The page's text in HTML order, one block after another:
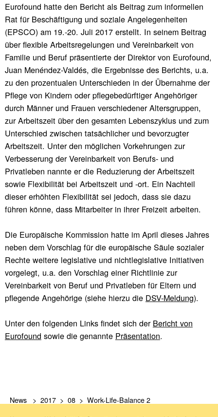
Eurofound hatte den Bericht als Beitrag zum informellen
Rat für Beschäftigung und soziale Angelegenheiten
(EPSCO) am 19.-20. Juli 2017 erstellt. In seinem Beitrag
über flexible Arbeitsregelungen und Vereinbarkeit von
Familie und Beruf präsentierte der Direktor von Eurofound,
Juan Menéndez-Valdés, die Ergebnisse des Berichts, u.a.
zu den prozentualen Unterschieden in der Übernahme der
Pflege von Kindern oder pflegebedürftiger Angehöriger
durch Männer und Frauen verschiedener Altersgruppen,
zur Arbeitszeit über den gesamten Lebenszyklus und zum
Unterschied zwischen tatsächlicher und bevorzugter
Arbeitszeit. Unter den möglichen Vorkehrungen zur
Verbesserung der Vereinbarkeit von Berufs- und
Privatleben nannte er die Reduzierung der Arbeitszeit
sowie Flexibilität bei Arbeitszeit und -ort. Ein Nachteil
dieser erhöhten Flexibilität sei jedoch, dass sie dazu
führen könne, dass Mitarbeiter in ihrer Freizeit arbeiten.
Die Europäische Kommission hatte im April dieses Jahres
neben dem Vorschlag für die europäische Säule sozialer
Rechte weitere legislative und nichtlegislative Initiativen
vorgelegt, u.a. den Vorschlag einer Richtlinie zur
Vereinbarkeit von Beruf und Privatleben für Eltern und
pflegende Angehörige (siehe hierzu die DSV-Meldung).
Unter den folgenden Links findet sich der Bericht von
Eurofound sowie die genannte Präsentation.
News 2017 08 Work-Life-Balance 2